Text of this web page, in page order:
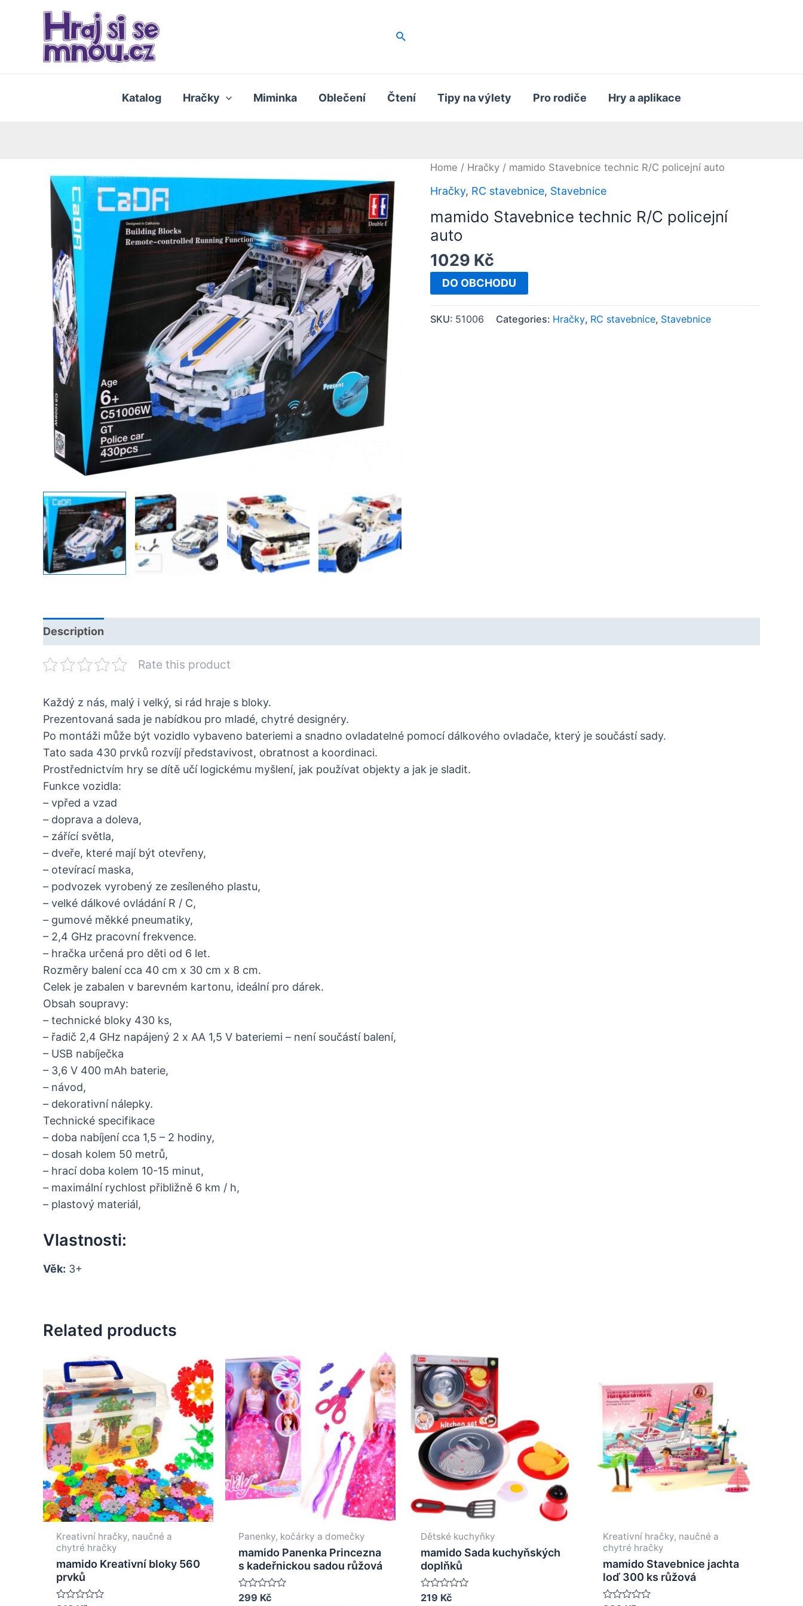
Hledat
Katalog Hračky Miminka Oblečení Čtení Tipy na výlety Pro rodiče Hry a aplikace
Home / Hračky / mamido Stavebnice technic R/C policejní auto
Hračky, RC stavebnice, Stavebnice
mamido Stavebnice technic R/C policejní
auto
1029 Kč
DO OBCHODU
SKU: 51006 Categories: Hračky, RC stavebnice, Stavebnice
Description
Rate this product
Každý z nás, malý i velký, si rád hraje s bloky.
Prezentovaná sada je nabídkou pro mladé, chytré designéry.
Po montáži může být vozidlo vybaveno bateriemi a snadno ovladatelné pomocí dálkového ovladače, který je součástí sady.
Tato sada 430 prvků rozvíjí představivost, obratnost a koordinaci.
Prostřednictvím hry se dítě učí logickému myšlení, jak používat objekty a jak je sladit.
Funkce vozidla:
– vpřed a vzad
– doprava a doleva,
– zářící světla,
– dveře, které mají být otevřeny,
– otevírací maska,
– podvozek vyrobený ze zesíleného plastu,
– velké dálkové ovládání R / C,
– gumové měkké pneumatiky,
– 2,4 GHz pracovní frekvence.
– hračka určená pro děti od 6 let.
Rozměry balení cca 40 cm x 30 cm x 8 cm.
Celek je zabalen v barevném kartonu, ideální pro dárek.
Obsah soupravy:
– technické bloky 430 ks,
– řadič 2,4 GHz napájený 2 x AA 1,5 V bateriemi – není součástí balení,
– USB nabíječka
– 3,6 V 400 mAh baterie,
– návod,
– dekorativní nálepky.
Technické specifikace
– doba nabíjení cca 1,5 – 2 hodiny,
– dosah kolem 50 metrů,
– hrací doba kolem 10-15 minut,
– maximální rychlost přibližně 6 km / h,
– plastový materiál,
Vlastnosti:
Věk: 3+
Related products
Kreativní hračky, naučné a
chytré hračky
mamido Kreativní bloky 560
prvků
Panenky, kočárky a domečky
mamido Panenka Princezna
s kadeřnickou sadou růžová
Rated
299 Kč
Dětské kuchyňky
mamido Sada kuchyňských
doplňků
Rated
219 Kč
Kreativní hračky, naučné a
chytré hračky
mamido Stavebnice jachta
loď 300 ks růžová